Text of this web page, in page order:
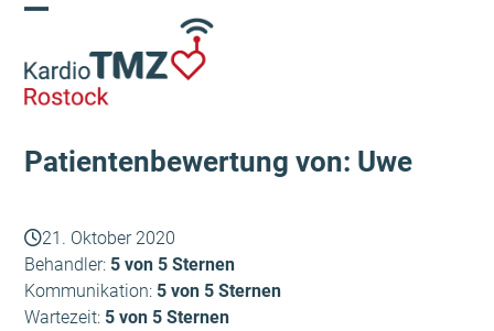
Skip
content
mobile
menu
mobile
menu
Patientenbewertung von: Uwe
21. Oktober 2020
Behandler: 5 von 5 Sternen
Kommunikation: 5 von 5 Sternen
Wartezeit: 5 von 5 Sternen